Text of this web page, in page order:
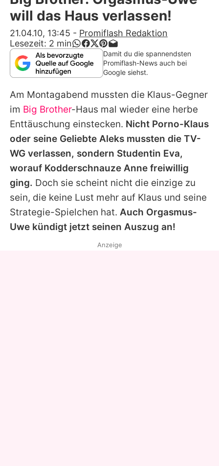
Alle Themen auf Promiflash
App runterladen
Team
Redaktionelle Richtlinien
Impressum
Datenschutzerklärung
Nutzungsbedingungen
Utiq verwalten
will das Haus verlassen!
21.04.10, 13:45 - Promiflash Redaktion
Lesezeit: 2 min
Damit du die spannendsten
Promiflash-News auch bei
Google siehst.
Am Montagabend mussten die Klaus-Gegner
im Big Brother-Haus mal wieder eine herbe
Enttäuschung einstecken. Nicht Porno-Klaus
oder seine Geliebte Aleks mussten die TV-
WG verlassen, sondern Studentin Eva,
worauf Kodderschnauze Anne freiwillig
ging. Doch sie scheint nicht die einzige zu
sein, die keine Lust mehr auf Klaus und seine
Strategie-Spielchen hat. Auch Orgasmus-
Uwe kündigt jetzt seinen Auszug an!
Anzeige